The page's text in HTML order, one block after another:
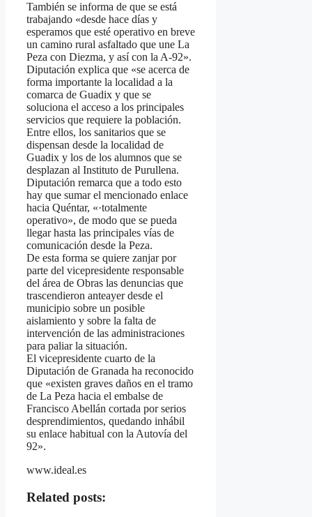
También se informa de que se está
trabajando «desde hace días y
esperamos que esté operativo en breve
un camino rural asfaltado que une La
Peza con Diezma, y así con la A-92».
Diputación explica que «se acerca de
forma importante la localidad a la
comarca de Guadix y que se
soluciona el acceso a los principales
servicios que requiere la población.
Entre ellos, los sanitarios que se
dispensan desde la localidad de
Guadix y los de los alumnos que se
desplazan al Instituto de Purullena.
Diputación remarca que a todo esto
hay que sumar el mencionado enlace
hacia Quéntar, «·totalmente
operativo», de modo que se pueda
llegar hasta las principales vías de
comunicación desde la Peza.
De esta forma se quiere zanjar por
parte del vicepresidente responsable
del área de Obras las denuncias que
trascendieron anteayer desde el
municipio sobre un posible
aislamiento y sobre la falta de
intervención de las administraciones
para paliar la situación.
El vicepresidente cuarto de la
Diputación de Granada ha reconocido
que «existen graves daños en el tramo
de La Peza hacia el embalse de
Francisco Abellán cortada por serios
desprendimientos, quedando inhábil
su enlace habitual con la Autovía del
92».
www.ideal.es
Related posts: